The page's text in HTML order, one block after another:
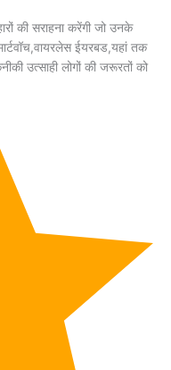
की सराहना करेंगी जो उनके
ईयरबड,यहां तक
उत्साही लोगों की जरूरतों को